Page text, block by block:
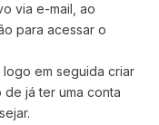
via e-mail, ao
para acessar o
logo em seguida criar
já ter uma conta